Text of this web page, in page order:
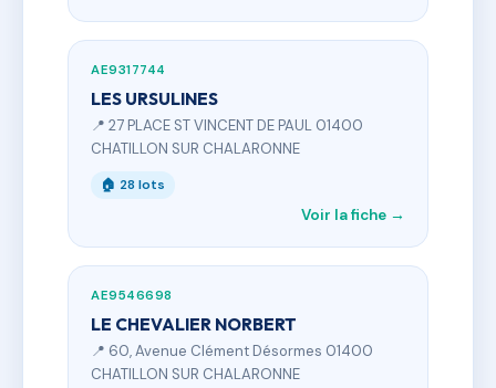
AE9317744
LES URSULINES
📍 27 PLACE ST VINCENT DE PAUL 01400
CHATILLON SUR CHALARONNE
🏠 28 lots
Voir la fiche →
AE9546698
LE CHEVALIER NORBERT
📍 60, Avenue Clément Désormes 01400
CHATILLON SUR CHALARONNE